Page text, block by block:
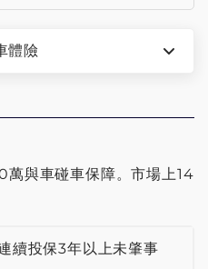
體險
體險
與車碰車保障。市場上14
續投保3年以上未肇事